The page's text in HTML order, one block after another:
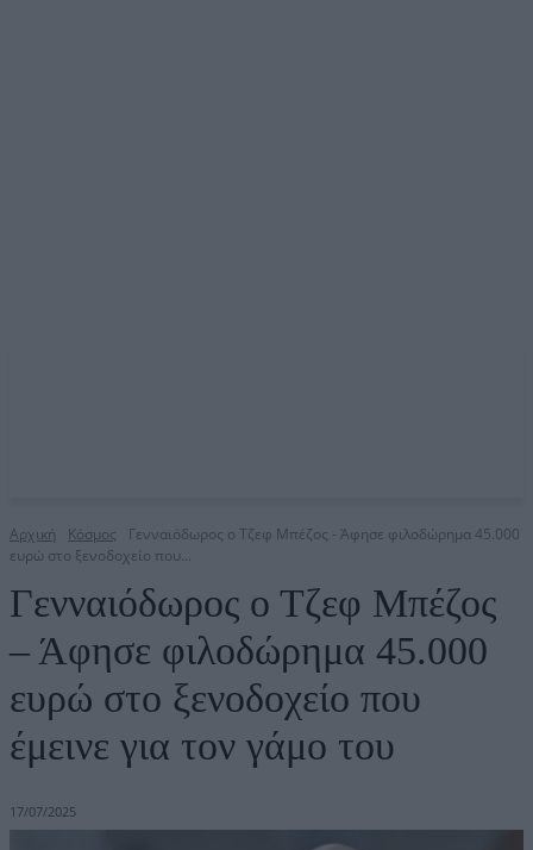
Αρχική Κόσμος
Γενναιόδωρος ο Τζεφ Μπέζος - Άφησε φιλοδώρημα 45.000
ευρώ στο ξενοδοχείο που...
Γενναιόδωρος ο Τζεφ Μπέζος
– Άφησε φιλοδώρημα 45.000
ευρώ στο ξενοδοχείο που
έμεινε για τον γάμο του
17/07/2025